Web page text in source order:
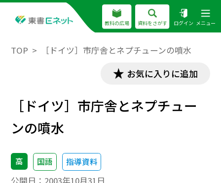
教科の広場 資料をさがす ログイン メニュー
TOP ［ドイツ］市庁舎とネプチューンの噴水
お気に入りに追加
［ドイツ］市庁舎とネプチュー
ンの噴水
高 国語 指導資料
公開日： 2003年10月31日